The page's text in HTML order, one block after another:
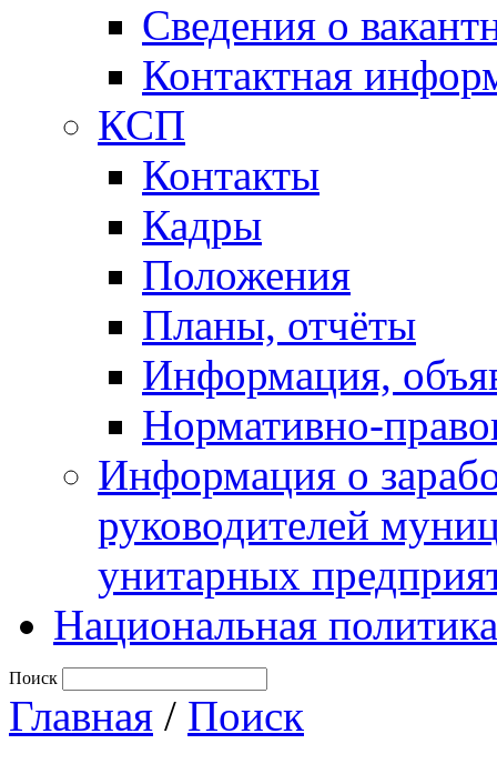
Сведения о
Контактная
КСП
Контакты
Кадры
Положения
Планы, отчёты
Информация,
Нормативно-
Информация о
руководителей
унитарных
Национальная политика
Поиск
Главная / Поиск